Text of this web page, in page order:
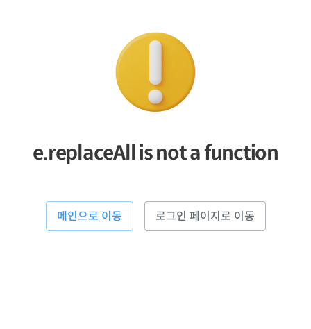
e.replaceAll is not a function
메인으로 이동 로그인 페이지로 이동